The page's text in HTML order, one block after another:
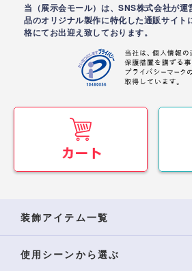
当（展示会モール）は、SNS株式会社が運
品のオリジナル製作に特化した通販サイト
格にてお出迎え致しております。
装飾アイテム一覧
使用シーンから選ぶ